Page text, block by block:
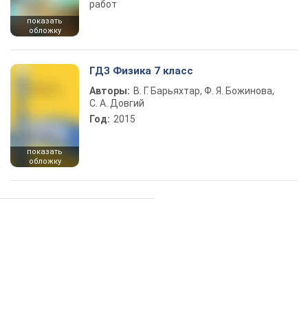
показать
обложку
работ
показать
обложку
ГДЗ Физика 7 класс
Авторы: В. Г. Барьяхтар, Ф. Я. Божинова,
С. А. Довгий
Год: 2015